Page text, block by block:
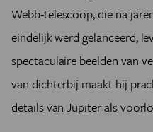
Webb-telescoop, die na
eindelijk werd gelanceerd,
spectaculaire beelden van
van dichterbij maakt hij
details van Jupiter als